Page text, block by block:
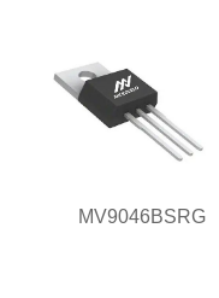
MV9046BSRG